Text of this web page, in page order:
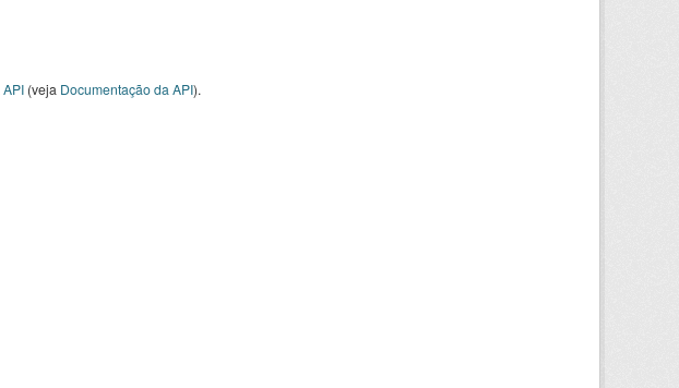
API(veja Documentação da API).